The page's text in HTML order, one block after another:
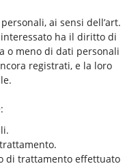
ai sensi dell’art.
interessato ha il diritto di
o meno di dati personali
registrati, e la loro
di trattamento effettuato